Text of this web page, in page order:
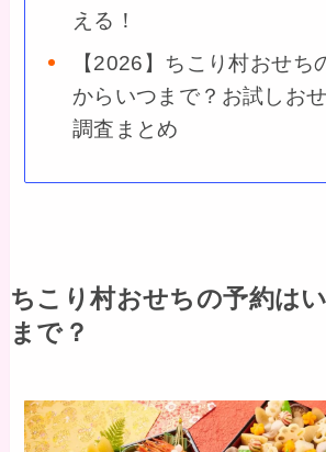
える！
【2026】ちこり村おせち
からいつまで？お試しお
調査まとめ
ちこり村おせちの予約は
まで？